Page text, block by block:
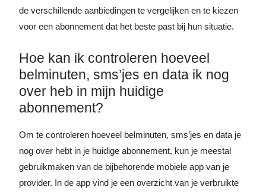
de verschillende aanbiedingen te vergelijken en te kiezen
voor een abonnement dat het beste past bij hun situatie.
Hoe kan ik controleren hoeveel
belminuten, sms’jes en data ik nog
over heb in mijn huidige
abonnement?
Om te controleren hoeveel belminuten, sms’jes en data je
nog over hebt in je huidige abonnement, kun je meestal
gebruikmaken van de bijbehorende mobiele app van je
provider. In de app vind je een overzicht van je verbruikte